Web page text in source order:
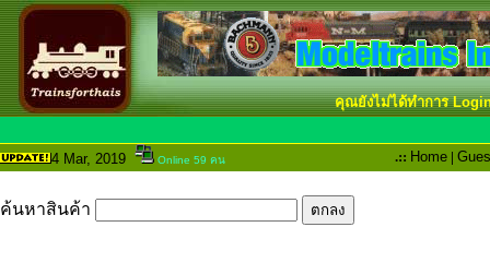
คุณยังไม่ได้ทำการ
4 Mar, 2019 Online 59 คน .:: Home |
ค้นหาสินค้า